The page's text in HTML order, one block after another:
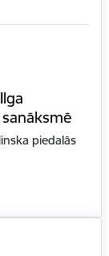
piedalās